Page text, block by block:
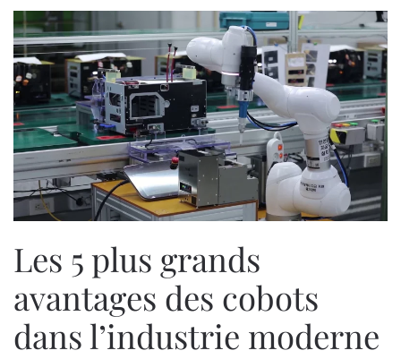
Les 5 plus grands
avantages des cobots
dans l’industrie moderne